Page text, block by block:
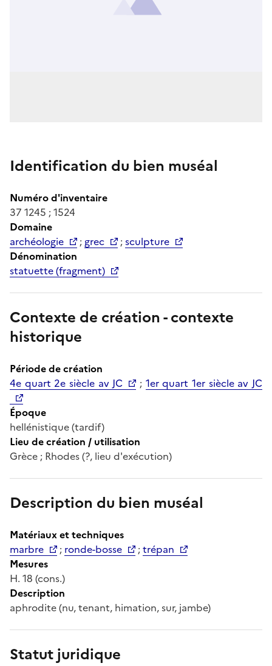
Identification du bien muséal
Numéro d'inventaire
37 1245 ; 1524
Domaine
archéologie
; grec ;sculpture
Dénomination
statuette (fragment)
Contexte de création - contexte
historique
Période de création
4e quart 2e siècle av JC
; 1er quart 1er siècle av JC
Époque
hellénistique (tardif)
Lieu de création / utilisation
Grèce ; Rhodes (?, lieu d'exécution)
Description du bien muséal
Matériaux et techniques
marbre
; ronde-bosse ;trépan
Mesures
H. 18 (cons.)
Description
aphrodite (nu, tenant, himation, sur, jambe)
Statut juridique